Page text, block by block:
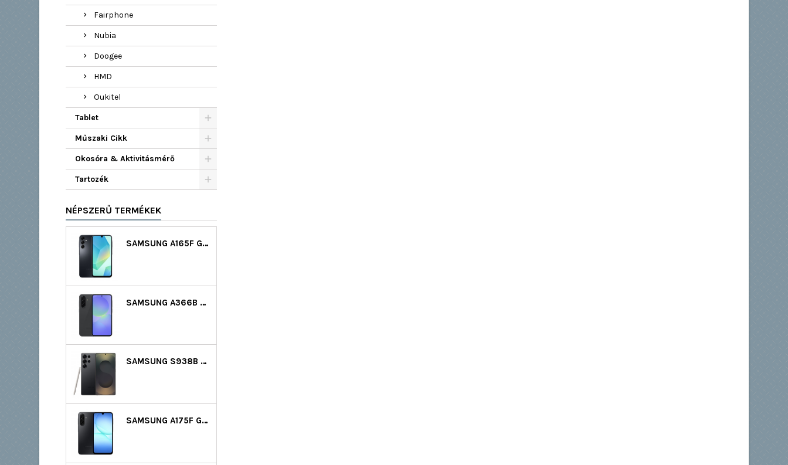
Fairphone
Nubia
Doogee
HMD
Oukitel
Tablet
Műszaki Cikk
Okosóra & Aktivitásmérő
Tartozék
NÉPSZERŰ TERMÉKEK
SAMSUNG A165F GALAXY A16 LTE DS 128GB (4GB RAM) - FEKETE
SAMSUNG A366B GALAXY A36 5G DS 128GB (6GB RAM) - FEKETE
SAMSUNG S938B GALAXY S25 ULTRA 5G DS 256GB (12GB RAM) - FEKETE
SAMSUNG A175F GALAXY A17 LTE DS 128GB (4GB RAM) - FEKETE